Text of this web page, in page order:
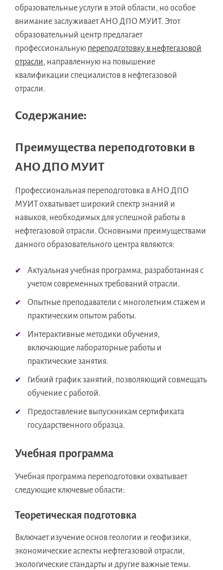
образовательные услуги в этой области, но особое
внимание заслуживает АНО ДПО МУИТ. Этот
образовательный центр предлагает
профессиональную переподготовку в нефтегазовой
отрасли, направленную на повышение
квалификации специалистов в нефтегазовой
отрасли.
Содержание:
Преимущества переподготовки в
АНО ДПО МУИТ
Профессиональная переподготовка в АНО ДПО
МУИТ охватывает широкий спектр знаний и
навыков, необходимых для успешной работы в
нефтегазовой отрасли. Основными преимуществами
данного образовательного центра являются:
Актуальная учебная программа, разработанная с
учетом современных требований отрасли.
Опытные преподаватели с многолетним стажем и
практическим опытом работы.
Интерактивные методики обучения,
включающие лабораторные работы и
практические занятия.
Гибкий график занятий, позволяющий совмещать
обучение с работой.
Предоставление выпускникам сертификата
государственного образца.
Учебная программа
Учебная программа переподготовки охватывает
следующие ключевые области:
Теоретическая подготовка
Включает изучение основ геологии и геофизики,
экономические аспекты нефтегазовой отрасли,
экологические стандарты и другие важные темы.